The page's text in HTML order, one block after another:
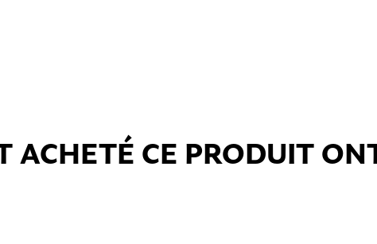
ACHETÉ CE PRODUIT